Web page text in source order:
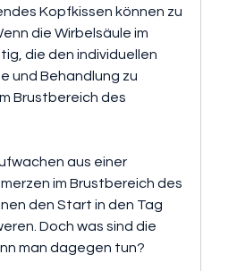
Kopfkissen können zu
die Wirbelsäule im
die den individuellen
und Behandlung zu
Brustbereich des
aus einer
im Brustbereich des
den Start in den Tag
Doch was sind die
man dagegen tun?